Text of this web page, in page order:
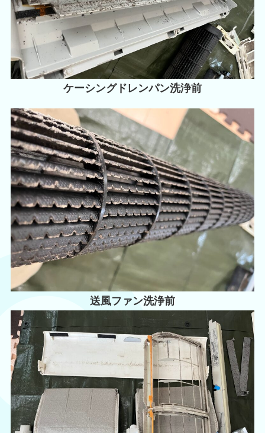
ケーシングドレンパン洗浄前
送風ファン洗浄前